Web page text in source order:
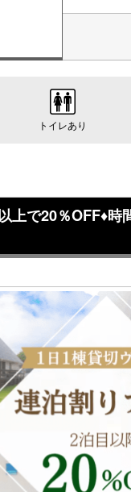
トイレあり
上で20％OFF♦